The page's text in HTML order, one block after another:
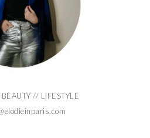
// LIFESTYLE